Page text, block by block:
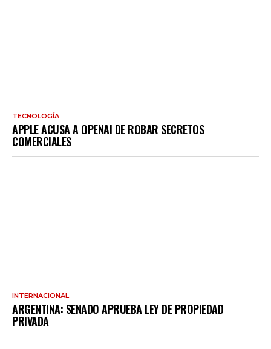
TECNOLOGÍA
APPLE ACUSA A OPENAI DE ROBAR SECRETOS
COMERCIALES
INTERNACIONAL
ARGENTINA: SENADO APRUEBA LEY DE PROPIEDAD
PRIVADA